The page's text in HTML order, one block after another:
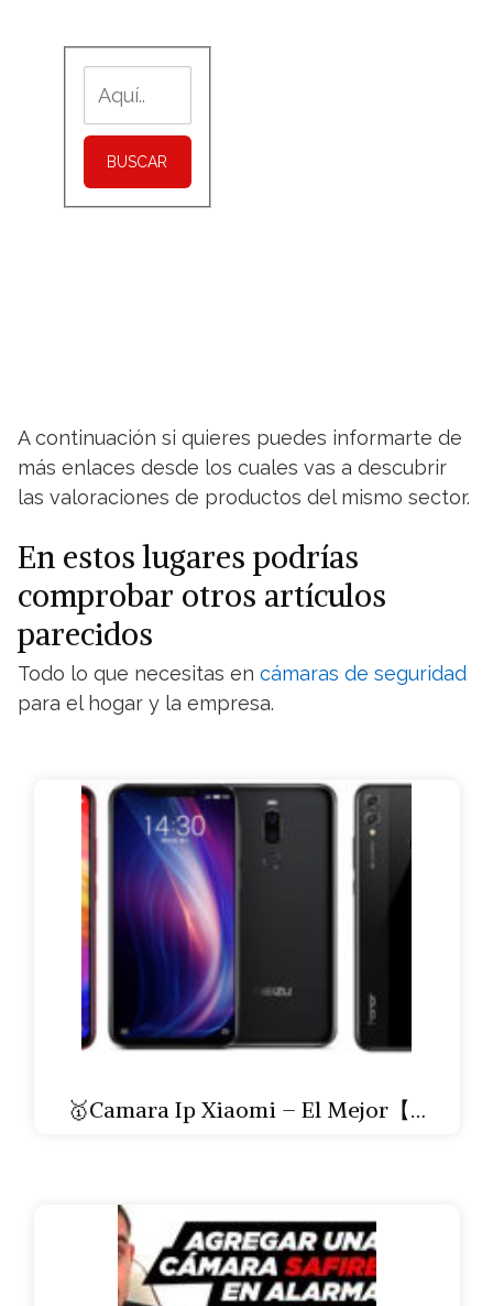
BUSCAR
A continuación si quieres puedes informarte de
más enlaces desde los cuales vas a descubrir
las valoraciones de productos del mismo sector.
En estos lugares podrías
comprobar otros artículos
parecidos
Todo lo que necesitas en cámaras de seguridad
para el hogar y la empresa.
🥇Camara Ip Xiaomi – El Mejor【…